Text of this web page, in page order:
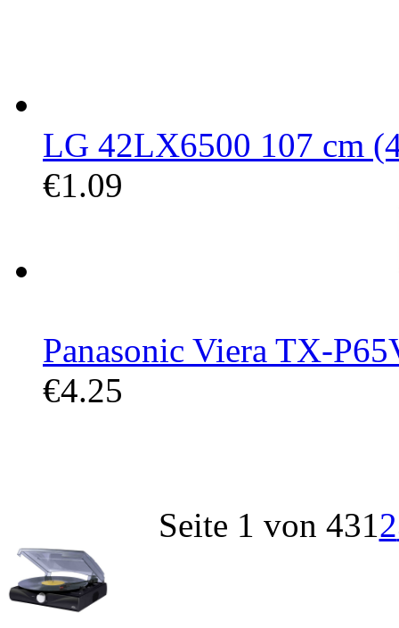
LG 42LX6500 107 cm
€1.09
Panasonic Viera TX-
€4.25
Seite 1 von 4312